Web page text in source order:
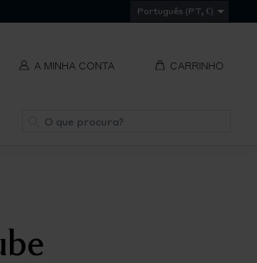
Português (PT, €)
A MINHA CONTA CARRINHO
Pesquisa